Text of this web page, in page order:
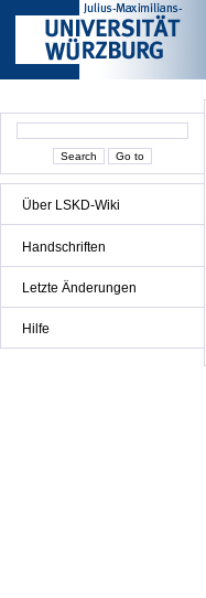
Über LSKD-Wiki
Handschriften
Letzte Änderungen
Hilfe